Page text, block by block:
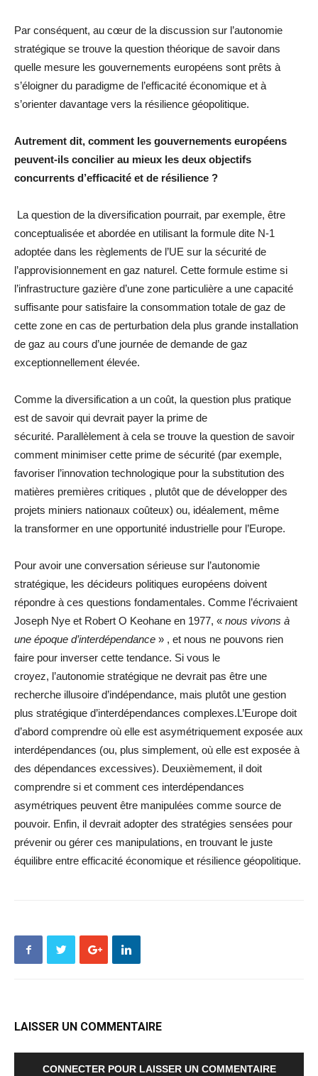
Par conséquent, au cœur de la discussion sur l’autonomie
stratégique se trouve la question théorique de savoir dans
quelle mesure les gouvernements européens sont prêts à
s’éloigner du paradigme de l’efficacité économique et à
s’orienter davantage vers la résilience géopolitique.
Autrement dit, comment les gouvernements européens
peuvent-ils concilier au mieux les deux objectifs
concurrents d’efficacité et de résilience ?
La question de la diversification pourrait, par exemple, être
conceptualisée et abordée en utilisant la formule dite N-1
adoptée dans les règlements de l’UE sur la sécurité de
l’approvisionnement en gaz naturel. Cette formule estime si
l’infrastructure gazière d’une zone particulière a une capacité
suffisante pour satisfaire la consommation totale de gaz de
cette zone en cas de perturbation dela plus grande installation
de gaz au cours d’une journée de demande de gaz
exceptionnellement élevée.
Comme la diversification a un coût, la question plus pratique
est de savoir qui devrait payer la prime de
sécurité. Parallèlement à cela se trouve la question de savoir
comment minimiser cette prime de sécurité (par exemple,
favoriser l’innovation technologique pour la substitution des
matières premières critiques , plutôt que de développer des
projets miniers nationaux coûteux) ou, idéalement, même
la transformer en une opportunité industrielle pour l’Europe.
Pour avoir une conversation sérieuse sur l’autonomie
stratégique, les décideurs politiques européens doivent
répondre à ces questions fondamentales. Comme l’écrivaient
Joseph Nye et Robert O Keohane en 1977, « nous vivons à
une époque d’interdépendance » , et nous ne pouvons rien
faire pour inverser cette tendance. Si vous le
croyez, l’autonomie stratégique ne devrait pas être une
recherche illusoire d’indépendance, mais plutôt une gestion
plus stratégique d’interdépendances complexes.L’Europe doit
d’abord comprendre où elle est asymétriquement exposée aux
interdépendances (ou, plus simplement, où elle est exposée à
des dépendances excessives). Deuxièmement, il doit
comprendre si et comment ces interdépendances
asymétriques peuvent être manipulées comme source de
pouvoir. Enfin, il devrait adopter des stratégies sensées pour
prévenir ou gérer ces manipulations, en trouvant le juste
équilibre entre efficacité économique et résilience géopolitique.
LAISSER UN COMMENTAIRE
CONNECTER POUR LAISSER UN COMMENTAIRE